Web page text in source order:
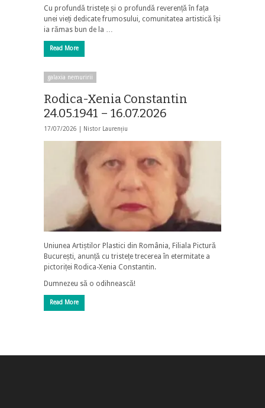
Cu profundă tristețe și o profundă reverență în fața
unei vieți dedicate frumosului, comunitatea artistică își
ia rămas bun de la …
Read More
galaxia nemuririi
Rodica-Xenia Constantin
24.05.1941 – 16.07.2026
17/07/2026 | Nistor Laurențiu
Uniunea Artiștilor Plastici din România, Filiala Pictură
București, anunță cu tristețe trecerea în etermitate a
pictoriței Rodica-Xenia Constantin.
Dumnezeu să o odihnească!
Read More